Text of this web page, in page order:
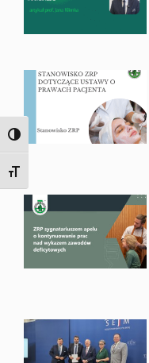
TOGGLE HIGH
TOGGLE FONT SIZE